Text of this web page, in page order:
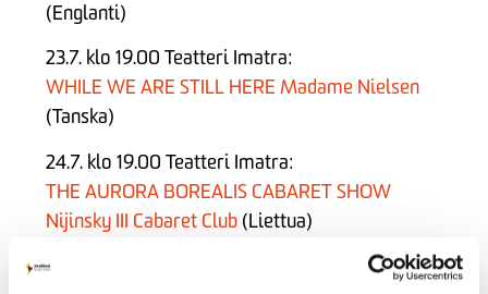
(Englanti)
23.7. klo 19.00 Teatteri Imatra:
WHILE WE ARE STILL HERE Madame Nielsen
(Tanska)
24.7. klo 19.00 Teatteri Imatra:
THE AURORA BOREALIS CABARET SHOW
Nijinsky III Cabaret Club (Liettua)
25.7. klo 19.00 Kulttuuritalo Virta: